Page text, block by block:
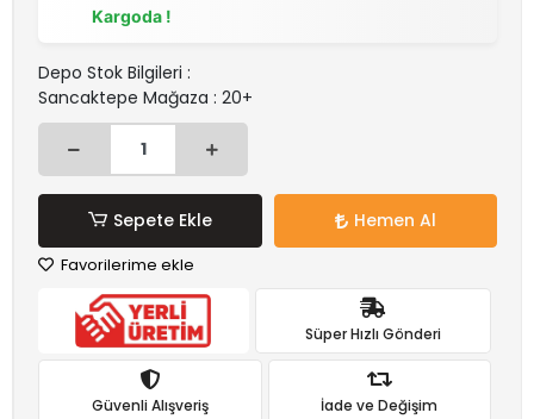
Kargoda !
Depo Stok Bilgileri :
Sancaktepe Mağaza : 20+
Sepete Ekle Hemen Al
Favorilerime ekle
Süper Hızlı Gönderi
Güvenli Alışveriş İade ve Değişim